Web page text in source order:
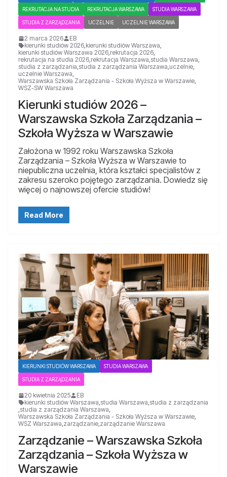
REKRUTACJA NA STUDIA REKRUTACJA WARSZAWA STUDIA WARSZAWA
STUDIA Z ZARZĄDZANIA UCZELNIE UCZELNIE WARSZAWA
2 marca 2026
EB
kierunki studiów 2026,kierunki studiów Warszawa,
kierunki studiów Warszawa 2026,rekrutacja 2026,
rekrutacja na studia 2026,rekrutacja Warszawa,studia Warszawa,
studia z zarządzania,studia z zarządzania Warszawa,uczelnie,
uczelnie Warszawa,
Warszawska Szkoła Zarządzania - Szkoła Wyższa w Warszawie,
WSZ-SW Warszawa
Kierunki studiów 2026 –
Warszawska Szkoła Zarządzania –
Szkoła Wyższa w Warszawie
Założona w 1992 roku Warszawska Szkoła
Zarządzania – Szkoła Wyższa w Warszawie to
niepubliczna uczelnia, która kształci specjalistów z
zakresu szeroko pojętego zarządzania. Dowiedz się
więcej o najnowszej ofercie studiów!
Read More
KIERUNKI STUDIÓW WARSZAWA STUDIA WARSZAWA
STUDIA Z ZARZĄDZANIA
20 kwietnia 2025
EB
kierunki studiów Warszawa,studia Warszawa,studia z zarządzania
,studia z zarządzania Warszawa,
Warszawska Szkoła Zarządzania - Szkoła Wyższa w Warszawie,
WSZ Warszawa,zarządzanie,zarządzanie Warszawa
Zarządzanie – Warszawska Szkoła
Zarządzania – Szkoła Wyższa w
Warszawie